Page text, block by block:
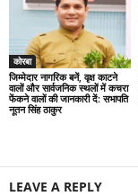
कोरबा
जिम्मेदार नागरिक बनें, वृक्ष काटने
वालों और सार्वजनिक स्थलों में कचरा
फेंकने वालों की जानकारी दें: सभापति
नूतन सिंह ठाकुर
LEAVE A REPLY